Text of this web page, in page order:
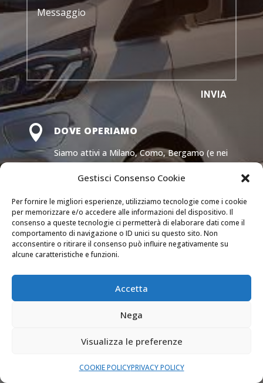
Gestisci Consenso Cookie
Per fornire le migliori esperienze, utilizziamo tecnologie come i cookie
per memorizzare e/o accedere alle informazioni del dispositivo. Il
consenso a queste tecnologie ci permetterà di elaborare dati come il
comportamento di navigazione o ID unici su questo sito. Non
acconsentire o ritirare il consenso può influire negativamente su
alcune caratteristiche e funzioni.
Accetta
Nega
Visualizza le preferenze
COOKIE POLICYPRIVACY POLICY
INVIA
 DOVE OPERIAMO
Siamo attivi a Milano, Como, Bergamo (e nei
 SEMPRE APERTI
Il nostro servizio di assistenza è attivo 24 ore
su 24 tutti i giorni dell’anno.
 PREVENTIVI GRATUITI
nessun impegno.